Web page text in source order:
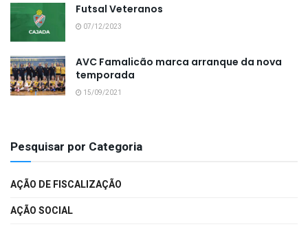
Futsal Veteranos
07/12/2023
AVC Famalicão marca arranque da nova
temporada
15/09/2021
Pesquisar por Categoria
AÇÃO DE FISCALIZAÇÃO
AÇÃO SOCIAL